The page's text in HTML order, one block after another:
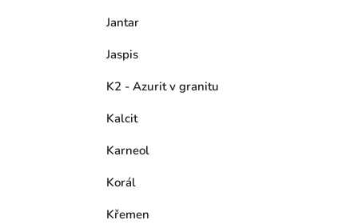
Jantar
Jaspis
K2 - Azurit v granitu
Kalcit
Karneol
Korál
Křemen